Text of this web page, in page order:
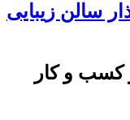
سالن زیبایی
کسب و کار